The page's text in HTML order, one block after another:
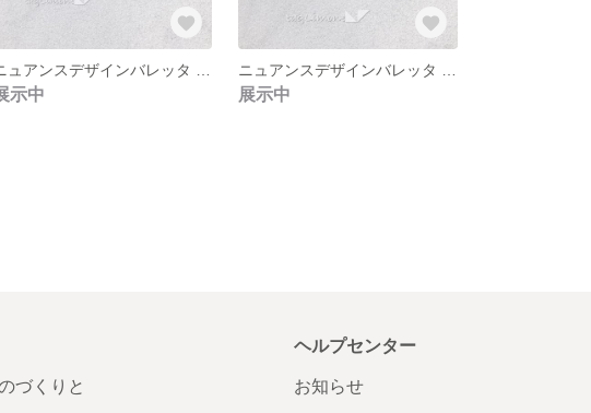
示中 展示中
づくりと
ヘルプセンター
お知らせ